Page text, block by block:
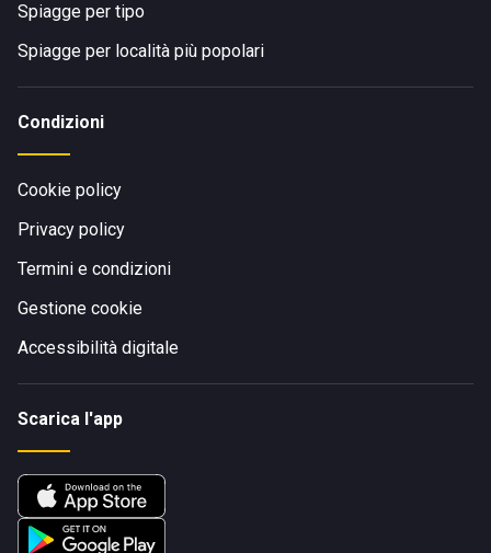
Spiagge per tipo
Spiagge per località più popolari
Condizioni
Cookie policy
Privacy policy
Termini e condizioni
Gestione cookie
Accessibilità digitale
Scarica l'app